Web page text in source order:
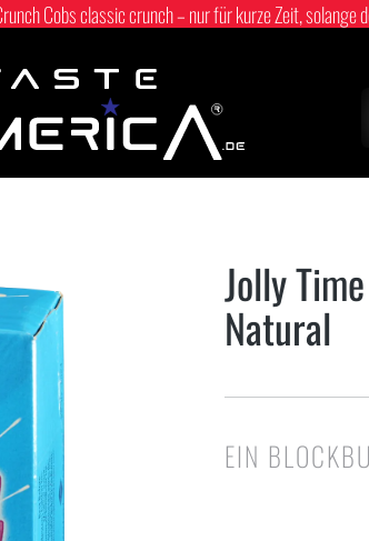
Cobs classic crunch – nur für kurze Zeit,
Jolly
Natural
EIN